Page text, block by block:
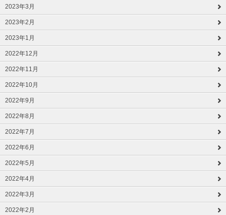
2023年3月
2023年2月
2023年1月
2022年12月
2022年11月
2022年10月
2022年9月
2022年8月
2022年7月
2022年6月
2022年5月
2022年4月
2022年3月
2022年2月